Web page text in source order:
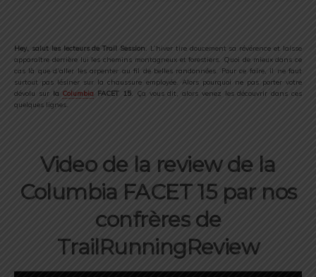
Hey, salut les lecteurs de Trail Session. L’hiver tire doucement sa révérence et laisse
apparaître derrière lui les chemins montagneux et forestiers. Quoi de mieux dans ce
cas là que d’aller les arpenter au fil de belles randonnées. Pour ce faire, il ne faut
surtout pas lésiner sur la chaussure employée. Alors pourquoi ne pas porter votre
dévolu sur la Columbia FACET 15. Ça vous dit, alors venez les découvrir dans ces
quelques lignes.
Video de la review de la
Columbia FACET 15 par nos
confrères de
TrailRunningReview